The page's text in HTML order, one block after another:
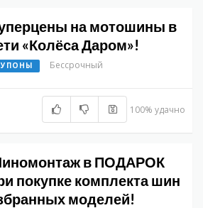
на мотошины в
«Колёса Даром»!
Бессрочный
100% удачно
в ПОДАРОК
покупке комплекта шин
моделей!